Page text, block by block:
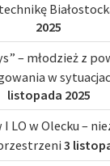
2025
– młodzież z
w
listopada 2025
LO w Olecku –
3